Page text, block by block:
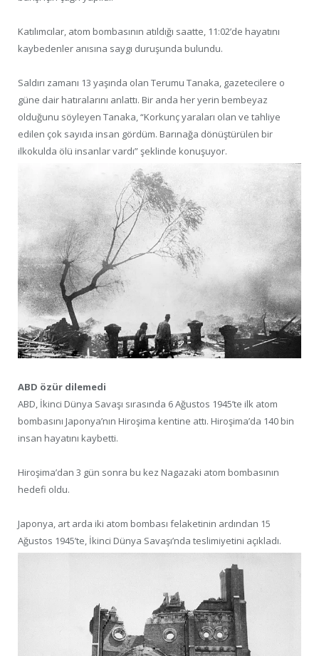
Katılımcılar, atom bombasının atıldığı saatte, 11:02’de hayatını
kaybedenler anısına saygı duruşunda bulundu.
Saldırı zamanı 13 yaşında olan Terumu Tanaka, gazetecilere o
güne dair hatıralarını anlattı. Bir anda her yerin bembeyaz
olduğunu söyleyen Tanaka, “Korkunç yaraları olan ve tahliye
edilen çok sayıda insan gördüm. Barınağa dönüştürülen bir
ilkokulda ölü insanlar vardı” şeklinde konuşuyor.
ABD özür dilemedi
ABD, İkinci Dünya Savaşı sırasında 6 Ağustos 1945’te ilk atom
bombasını Japonya’nın Hiroşima kentine attı. Hiroşima’da 140 bin
insan hayatını kaybetti.
Hiroşima’dan 3 gün sonra bu kez Nagazaki atom bombasının
hedefi oldu.
Japonya, art arda iki atom bombası felaketinin ardından 15
Ağustos 1945’te, İkinci Dünya Savaşı’nda teslimiyetini açıkladı.